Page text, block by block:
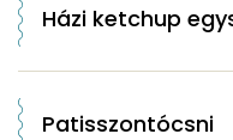
Házi ketchup
Patisszontócsni